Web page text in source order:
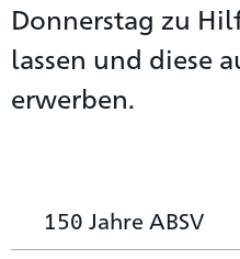
Donnerstag zu
lassen und diese
erwerben.
150 Jahre ABSV